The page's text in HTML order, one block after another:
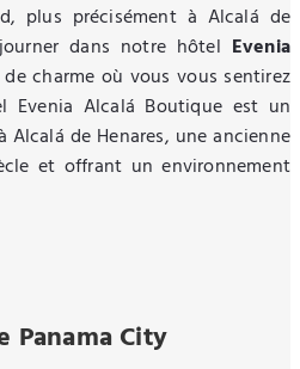
plus précisément à Alcalá de
dans notre hôtel Evenia
charme où vous vous sentirez
Evenia Alcalá Boutique est un
de Henares, une ancienne
et offrant un environnement
Panama City